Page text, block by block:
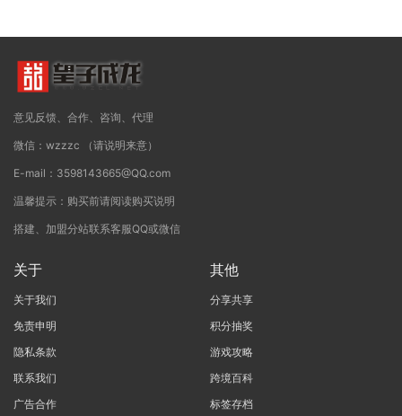
意见反馈、合作、咨询、代理
微信：wzzzc （请说明来意）
E-mail：3598143665@QQ.com
温馨提示：购买前请阅读购买说明
搭建、加盟分站联系客服QQ或微信
关于
关于我们
免责申明
隐私条款
联系我们
广告合作
其他
分享共享
积分抽奖
游戏攻略
跨境百科
标签存档